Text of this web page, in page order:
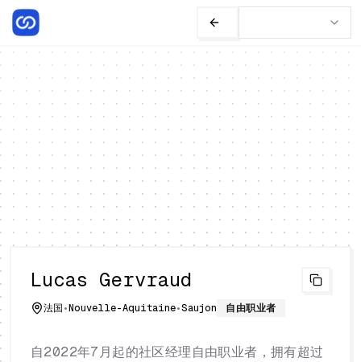
Lucas Gervraud
法国 •Nouvelle-Aquitaine•Saujon 自由职业者
自2022年7月起的社区经理自由职业者，拥有超过